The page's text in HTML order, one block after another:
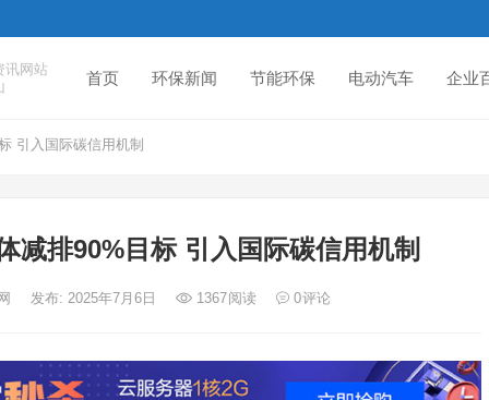
讯网站
首页 环保新闻 节能环保 电动汽车 企业
引入国际碳信用机制
减排90%目标 引入国际碳信用机制
发布: 2025年7月6日 1367阅读 0评论